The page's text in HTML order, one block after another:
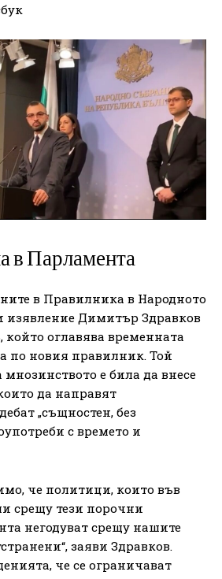
в Парламента
в Правилника в Народното
изявление Димитър Здравков
който оглавява временната
по новия правилник. Той
мнозинството е била да внесе
да направят
„същностен, без
с времето и
че политици, които във
срещу тези порочни
негодуват срещу нашите
заяви Здравков.
че се ограничават